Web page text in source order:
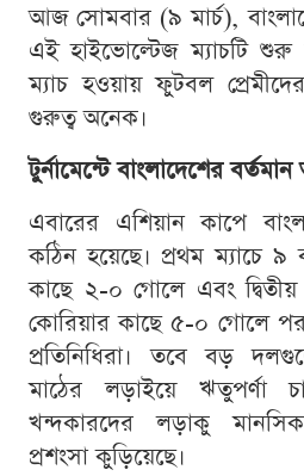
আজ সোমবার (৯ মার্চ),
এই হাইভোল্টেজ ম্যাচটি শুরু
ম্যাচ হওয়ায় ফুটবল
গুরুত্ব অনেক।
টুর্নামেন্টে বাংলাদেশের বর্তমান
এবারের এশিয়ান কাপে
কঠিন হয়েছে। প্রথম ম্যাচে ৯
কাছে ২-০ গোলে এবং দ্বিতীয়
কোরিয়ার কাছে ৫-০ গোলে
প্রতিনিধিরা। তবে বড়
মাঠের লড়াইয়ে ঋতুপর্ণা
খন্দকারদের লড়াকু
প্রশংসা কুড়িয়েছে।